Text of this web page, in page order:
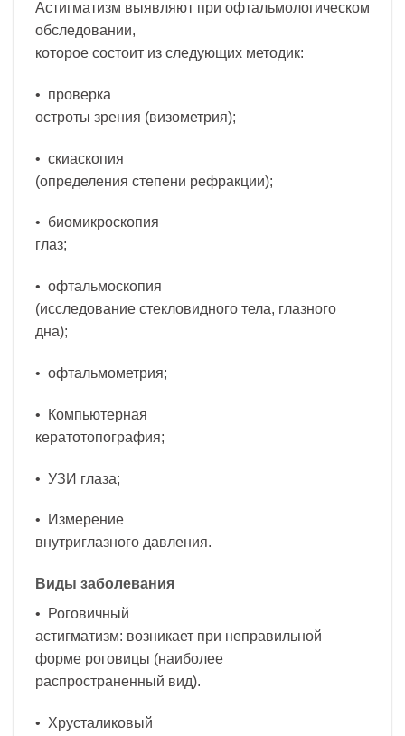
Астигматизм выявляют при офтальмологическом
обследовании,
которое состоит из следующих методик:
• проверка
остроты зрения (визометрия);
• скиаскопия
(определения степени рефракции);
• биомикроскопия
глаз;
• офтальмоскопия
(исследование стекловидного тела, глазного
дна);
• офтальмометрия;
• Компьютерная
кератотопография;
• УЗИ глаза;
• Измерение
внутриглазного давления.
Виды заболевания
• Роговичный
астигматизм: возникает при неправильной
форме роговицы (наиболее
распространенный вид).
• Хрусталиковый